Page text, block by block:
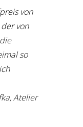
von
von
so
Atelier